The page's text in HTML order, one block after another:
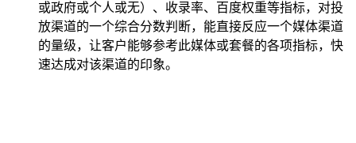
或政府或个人或无）、收录率、百度权重等指标，对投
放渠道的一个综合分数判断，能直接反应一个媒体渠道
的量级，让客户能够参考此媒体或套餐的各项指标，快
速达成对该渠道的印象。